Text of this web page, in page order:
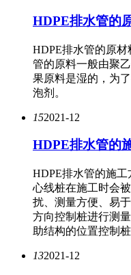
HDPE排水管的
HDPE排水管的原
管的原料一般由聚
果原料是湿的，为
泡剂。
152021-12
HDPE排水管的
HDPE排水管的施
心线桩在施工时会
扰、测量方便、易
方向控制桩进行测
助结构的位置控制
132021-12